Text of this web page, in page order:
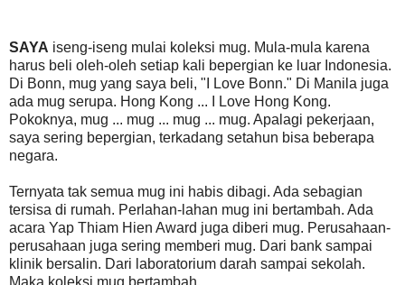
SAYA iseng-iseng mulai koleksi mug. Mula-mula karena
harus beli oleh-oleh setiap kali bepergian ke luar Indonesia.
Di Bonn, mug yang saya beli, "I Love Bonn." Di Manila juga
ada mug serupa. Hong Kong ... I Love Hong Kong.
Pokoknya, mug ... mug ... mug ... mug. Apalagi pekerjaan,
saya sering bepergian, terkadang setahun bisa beberapa
negara.
Ternyata tak semua mug ini habis dibagi. Ada sebagian
tersisa di rumah. Perlahan-lahan mug ini bertambah. Ada
acara Yap Thiam Hien Award juga diberi mug. Perusahaan-
perusahaan juga sering memberi mug. Dari bank sampai
klinik bersalin. Dari laboratorium darah sampai sekolah.